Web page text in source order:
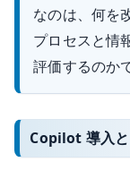
なのは、何を
プロセスと情
評価するのか
Copilot 導入